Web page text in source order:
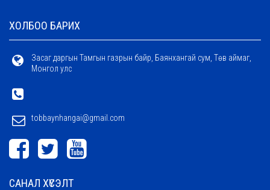
ХОЛБОО БАРИХ
Засаг даргын Тамгын газрын байр, Баянхангай сум, Төв аймаг,
Монгол улс
tobbaynhangai@gmail.com
САНАЛ ХҮСЭЛТ